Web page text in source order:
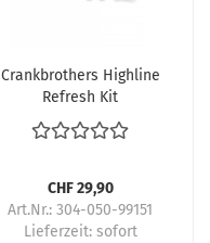
Crankbrothers Highline
Refresh Kit
CHF 29,90
Art.Nr.: 304-050-99151
Lieferzeit: sofort